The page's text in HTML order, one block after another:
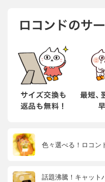
色々選べる！ロコン
話題沸騰！キャット